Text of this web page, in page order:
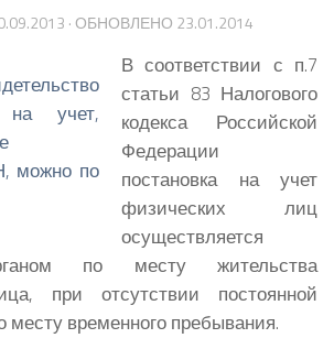
· ОБНОВЛЕНО 23.01.2014
В соответствии с п.7
статьи 83 Налогового
кодекса Российской
Федерации
постановка на учет
физических лиц
осуществляется
по месту жительства
при отсутствии постоянной
месту временного пребывания.